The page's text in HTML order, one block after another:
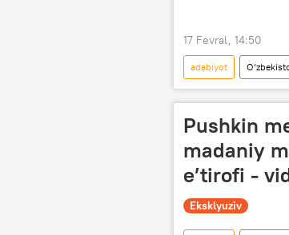
17 Fevral, 14:50
adabiyot
Afg‘oniston
Pushkin
madaniy
e’tirofi -
Eksklyuziv